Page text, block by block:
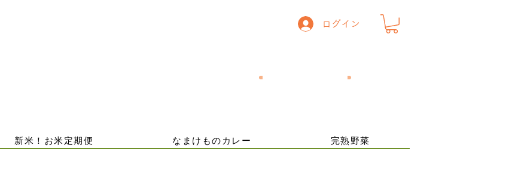
ログイン
新米！お米定期便 なまけものカレー 完熟野菜